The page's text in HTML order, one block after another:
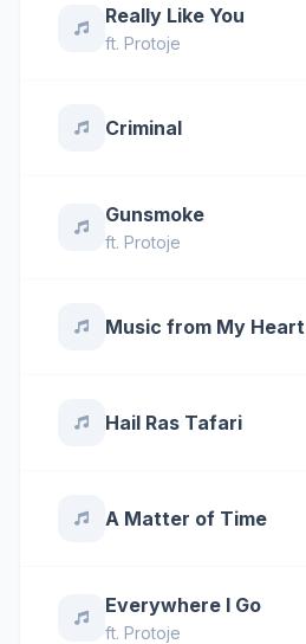
Really Like You
ft. Protoje
Criminal
Gunsmoke
ft. Protoje
Music from My Heart
Hail Ras Tafari
A Matter of Time
Everywhere I Go
ft. Protoje